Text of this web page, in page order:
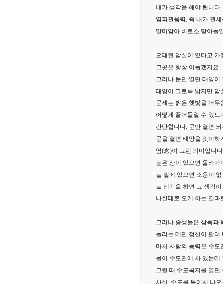
내가 생각을 해야 됩니다.
염피관음력, 즉 내가 관
말미암아 비로소 맞아들
오래된 암실이 있다고 가
그곳은 항상 어둡겠지요.
그러나 문만 열면 태양이
태양이 그토록 밝지만 암
문제는 밝은 햇빛을 어두
어떻게 끌어들일 수 있느
간단합니다. 문만 열면
문을 열면 태양을 맞이하
염(念)이 그런 의미입니
높은 산이 있으면 올라가
늘 밑에 있으면 소용이
늘 생각을 하면 그 생각
나한테로 오게 하는 결과
그러나 중생들은 삼독과
들리는 데만 정신이 팔려
마치 사람의 능력은 수도
물이 수도관에 차 있는데
그럴 때 수도꼭지를 열면
사실, 수도를 틀어서 나